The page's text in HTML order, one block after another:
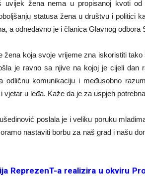
žena nema u propisanoj kvoti
statusa žena u društvu i politici
a odnedavno je i članica Glavnog odbora
žena koja svoje vrijeme zna iskoristiti
je ravno sa njive na kojoj je cijeli dan
odličnu komunikaciju i međusobno
vjetar u leđa. Kaže da je za uspjeh
poslala je i veliku poruku
nastaviti borbu za naš grad i našu
ReprezenT-a realizira u okviru